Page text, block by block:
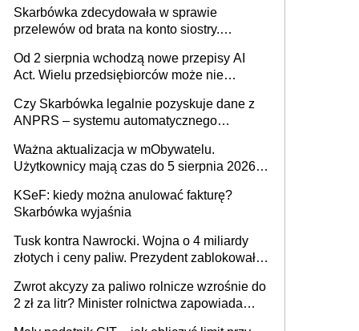
Skarbówka zdecydowała w sprawie
przelewów od brata na konto siostry.
darowizna, ale podatku jednak nie będzie
Od 2 sierpnia wchodzą nowe przepisy AI
Act. Wielu przedsiębiorców może nie
Czy Skarbówka legalnie pozyskuje dane z
ANPRS – systemu automatycznego
pojazdów z kamer drogowych?
Ważna aktualizacja w mObywatelu.
Użytkownicy mają czas do 5 sierpnia 2026
KSeF: kiedy można anulować fakturę?
Skarbówka wyjaśnia
Tusk kontra Nawrocki. Wojna o 4 miliardy
złotych i ceny paliw. Prezydent zablokował
wymierzonym we wszystkich polskich
kierowców”
Zwrot akcyzy za paliwo rolnicze wzrośnie do
2 zł za litr? Minister rolnictwa zapowiada